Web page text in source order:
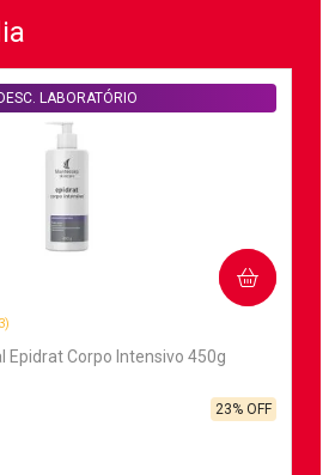
Epidrat Corpo Intensivo 450g
DESC. LABORATÓRIO
23% OFF
COMPRAR